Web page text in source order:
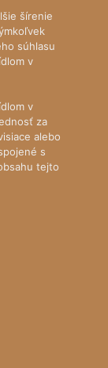
šírenie
súhlasu
v
v
za
alebo
s
tejto